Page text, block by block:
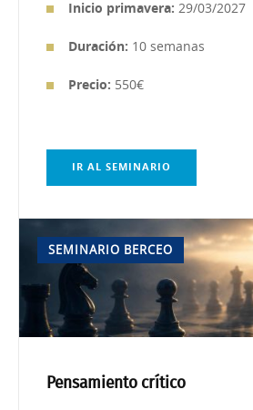
Inicio primavera: 29/03/2027
Duración: 10 semanas
Precio: 550€
IR AL SEMINARIO
SEMINARIO BERCEO
Pensamiento crítico